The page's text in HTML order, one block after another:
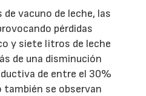
vacuno de leche, las
pérdidas
y siete litros de leche
de una disminución
de entre el 30%
también se observan